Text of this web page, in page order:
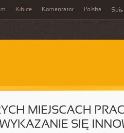
Kibice Komentator Polska Spis
MIEJSCACH
SIĘ